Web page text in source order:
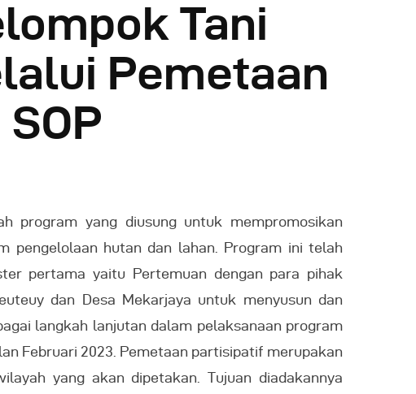
Tani
Pemetaan
program yang diusung untuk mempromosikan
pengelolaan hutan dan lahan. Program ini telah
pertama yaitu Pertemuan dengan para pihak
dan Desa Mekarjaya untuk menyusun dan
langkah lanjutan dalam pelaksanaan program
Februari 2023. Pemetaan partisipatif merupakan
yang akan dipetakan. Tujuan diadakannya